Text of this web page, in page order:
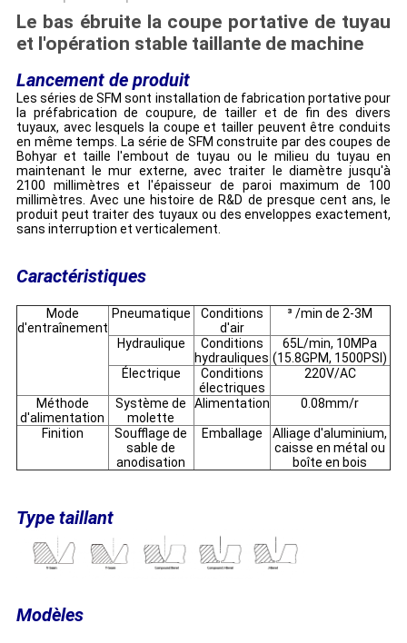
Le bas ébruite la coupe portative de tuyau
et l'opération stable taillante de machine
Lancement de produit
Les séries de SFM sont installation de fabrication portative pour
la préfabrication de coupure, de tailler et de fin des divers
tuyaux, avec lesquels la coupe et tailler peuvent être conduits
en même temps. La série de SFM construite par des coupes de
Bohyar et taille l'embout de tuyau ou le milieu du tuyau en
maintenant le mur externe, avec traiter le diamètre jusqu'à
2100 millimètres et l'épaisseur de paroi maximum de 100
millimètres. Avec une histoire de R&D de presque cent ans, le
produit peut traiter des tuyaux ou des enveloppes exactement,
sans interruption et verticalement.
Caractéristiques
Mode
d'entraînement
Pneumatique
Conditions
d'air
³ /min de 2-3M
Hydraulique
Conditions
hydrauliques
65L/min, 10MPa
(15.8GPM, 1500PSI)
Électrique
Conditions
électriques
220V/AC
Méthode
d'alimentation
Système de
molette
Alimentation 0.08mm/r
Finition
Soufflage de
sable de
anodisation
Emballage
Alliage d'aluminium,
caisse en métal ou
boîte en bois
Type taillant
Modèles